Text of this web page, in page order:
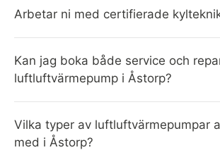
Arbetar ni med certifierade
Kan jag boka både service och
luftluftvärmepump i Åstorp?
Vilka typer av luftluftvärmepumpar
med i Åstorp?